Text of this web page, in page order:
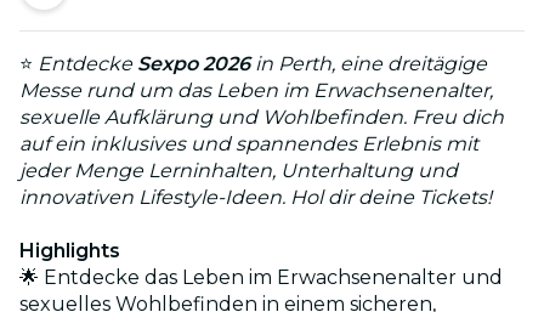
⭐ Entdecke Sexpo 2026 in Perth, eine dreitägige
Messe rund um das Leben im Erwachsenenalter,
sexuelle Aufklärung und Wohlbefinden. Freu dich
auf ein inklusives und spannendes Erlebnis mit
jeder Menge Lerninhalten, Unterhaltung und
innovativen Lifestyle-Ideen. Hol dir deine Tickets!
Highlights
🌟 Entdecke das Leben im Erwachsenenalter und
sexuelles Wohlbefinden in einem sicheren,